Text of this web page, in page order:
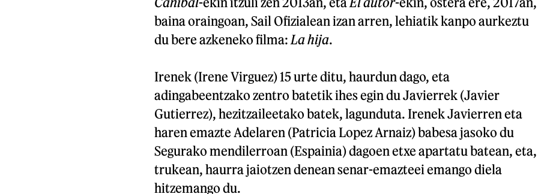
baina oraingoan, Sail Ofizialean izan arren, lehiatik kanpo aurkeztu
du bere azkeneko filma: La hija.
Irenek (Irene Virguez) 15 urte ditu, haurdun dago, eta
adingabeentzako zentro batetik ihes egin du Javierrek (Javier
Gutierrez), hezitzaileetako batek, lagunduta. Irenek Javierren eta
haren emazte Adelaren (Patricia Lopez Arnaiz) babesa jasoko du
Segurako mendilerroan (Espainia) dagoen etxe apartatu batean, eta,
trukean, haurra jaiotzen denean senar-emazteei emango diela
hitzemango du.